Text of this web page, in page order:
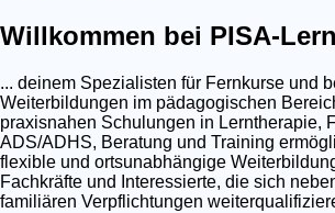
Willkommen bei PISA-
... deinem Spezialisten für Fernkurse und
Weiterbildungen im pädagogischen
praxisnahen Schulungen in Lerntherapie,
ADS/ADHS, Beratung und Training
flexible und ortsunabhängige
Fachkräfte und Interessierte, die sich
familiären Verpflichtungen